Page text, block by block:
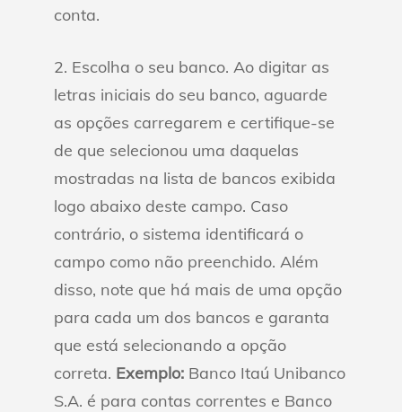
conta.
2. Escolha o seu banco. Ao digitar as
letras iniciais do seu banco, aguarde
as opções carregarem e certifique-se
de que selecionou uma daquelas
mostradas na lista de bancos exibida
logo abaixo deste campo. Caso
contrário, o sistema identificará o
campo como não preenchido. Além
disso, note que há mais de uma opção
para cada um dos bancos e garanta
que está selecionando a opção
correta. Exemplo: Banco Itaú Unibanco
S.A. é para contas correntes e Banco